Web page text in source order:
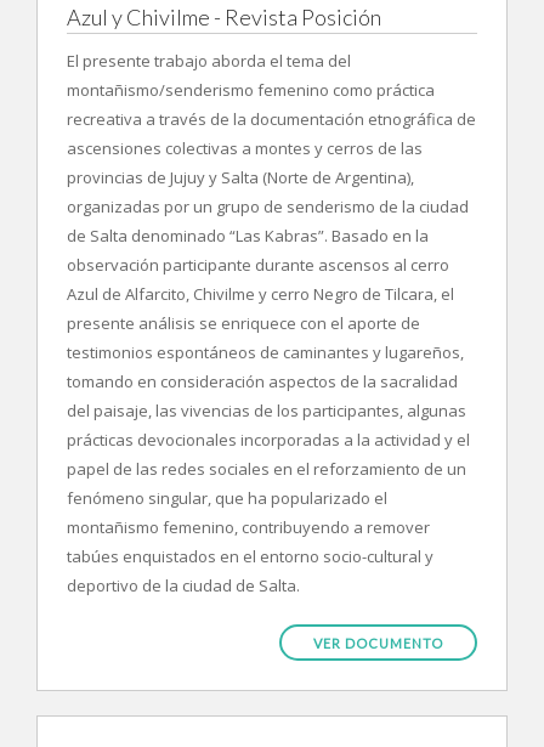
Azul y Chivilme - Revista Posición
El presente trabajo aborda el tema del
montañismo/senderismo femenino como práctica
recreativa a través de la documentación etnográfica de
ascensiones colectivas a montes y cerros de las
provincias de Jujuy y Salta (Norte de Argentina),
organizadas por un grupo de senderismo de la ciudad
de Salta denominado “Las Kabras”. Basado en la
observación participante durante ascensos al cerro
Azul de Alfarcito, Chivilme y cerro Negro de Tilcara, el
presente análisis se enriquece con el aporte de
testimonios espontáneos de caminantes y lugareños,
tomando en consideración aspectos de la sacralidad
del paisaje, las vivencias de los participantes, algunas
prácticas devocionales incorporadas a la actividad y el
papel de las redes sociales en el reforzamiento de un
fenómeno singular, que ha popularizado el
montañismo femenino, contribuyendo a remover
tabúes enquistados en el entorno socio-cultural y
deportivo de la ciudad de Salta.
VER DOCUMENTO